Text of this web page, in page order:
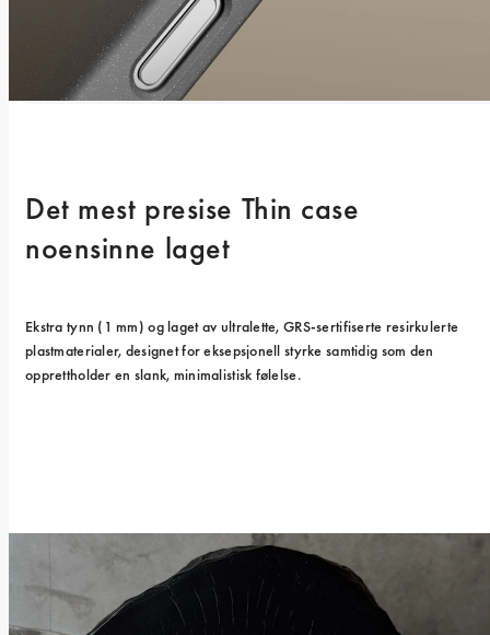
Det mest presise Thin case
noensinne laget
Ekstra tynn (1 mm) og laget av ultralette, GRS-sertifiserte resirkulerte
plastmaterialer, designet for eksepsjonell styrke samtidig som den
opprettholder en slank, minimalistisk følelse.